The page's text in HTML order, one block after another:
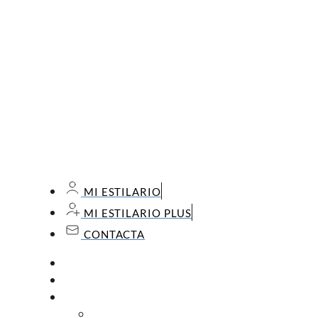
MI ESTILARIO
MI ESTILARIO PLUS
CONTACTA